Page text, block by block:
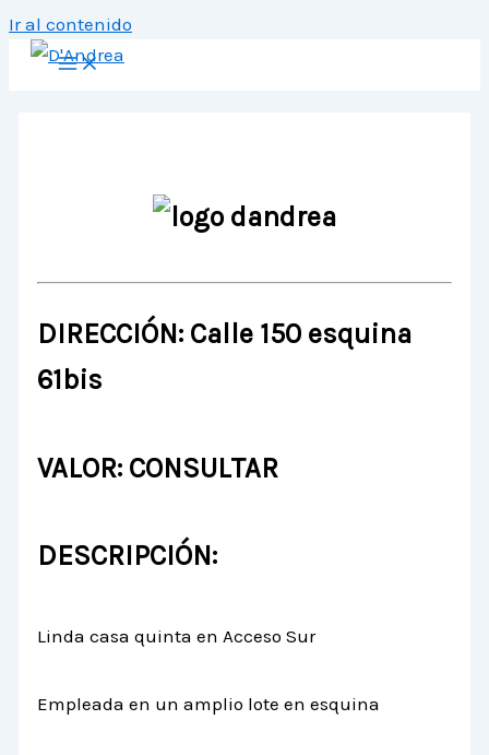
Ir al contenido
DIRECCIÓN: Calle 150 esquina
61bis
VALOR: CONSULTAR
DESCRIPCIÓN:
Linda casa quinta en Acceso Sur
Empleada en un amplio lote en esquina